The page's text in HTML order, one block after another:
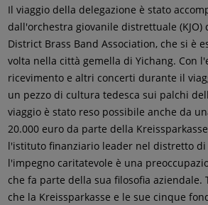
Il viaggio della delegazione è stato
dall'orchestra giovanile distrettuale (KJO)
District Brass Band Association, che si è
volta nella città gemella di Yichang. Con
ricevimento e altri concerti durante il
un pezzo di cultura tedesca sui palchi
viaggio è stato reso possibile anche da
20.000 euro da parte della
l'istituto finanziario leader nel distretto di
l'impegno caritatevole è una
che fa parte della sua filosofia aziendale.
che la Kreissparkasse e le sue cinque